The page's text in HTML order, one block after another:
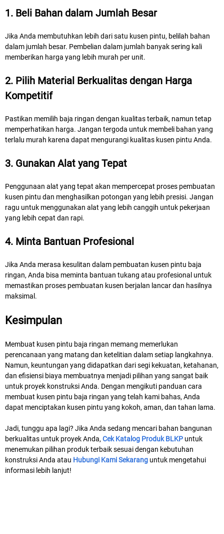
1. Beli Bahan dalam Jumlah Besar
Jika Anda membutuhkan lebih dari satu kusen pintu, belilah bahan
dalam jumlah besar. Pembelian dalam jumlah banyak sering kali
memberikan harga yang lebih murah per unit.
2. Pilih Material Berkualitas dengan Harga
Kompetitif
Pastikan memilih baja ringan dengan kualitas terbaik, namun tetap
memperhatikan harga. Jangan tergoda untuk membeli bahan yang
terlalu murah karena dapat mengurangi kualitas kusen pintu Anda.
3. Gunakan Alat yang Tepat
Penggunaan alat yang tepat akan mempercepat proses pembuatan
kusen pintu dan menghasilkan potongan yang lebih presisi. Jangan
ragu untuk menggunakan alat yang lebih canggih untuk pekerjaan
yang lebih cepat dan rapi.
4. Minta Bantuan Profesional
Jika Anda merasa kesulitan dalam pembuatan kusen pintu baja
ringan, Anda bisa meminta bantuan tukang atau profesional untuk
memastikan proses pembuatan kusen berjalan lancar dan hasilnya
maksimal.
Kesimpulan
Membuat kusen pintu baja ringan memang memerlukan
perencanaan yang matang dan ketelitian dalam setiap langkahnya.
Namun, keuntungan yang didapatkan dari segi kekuatan, ketahanan,
dan efisiensi biaya membuatnya menjadi pilihan yang sangat baik
untuk proyek konstruksi Anda. Dengan mengikuti panduan cara
membuat kusen pintu baja ringan yang telah kami bahas, Anda
dapat menciptakan kusen pintu yang kokoh, aman, dan tahan lama.
Jadi, tunggu apa lagi? Jika Anda sedang mencari bahan bangunan
berkualitas untuk proyek Anda, Cek Katalog Produk BLKP untuk
menemukan pilihan produk terbaik sesuai dengan kebutuhan
konstruksi Anda atau Hubungi Kami Sekarang untuk mengetahui
informasi lebih lanjut!